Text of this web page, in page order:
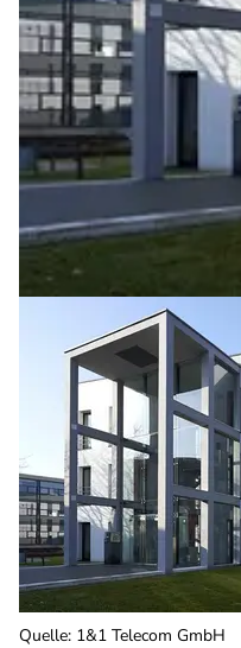
Quelle: 1&1 Telecom GmbH